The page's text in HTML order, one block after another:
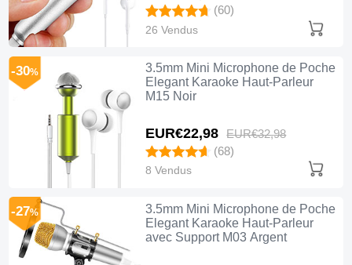
(60)
26 Vendus
3.5mm Mini Microphone de Poche
Elegant Karaoke Haut-Parleur
M15 Noir
EUR€22,98 EUR€32,98
-30%
(68)
8 Vendus
3.5mm Mini Microphone de Poche
Elegant Karaoke Haut-Parleur
avec Support M03 Argent
-27%